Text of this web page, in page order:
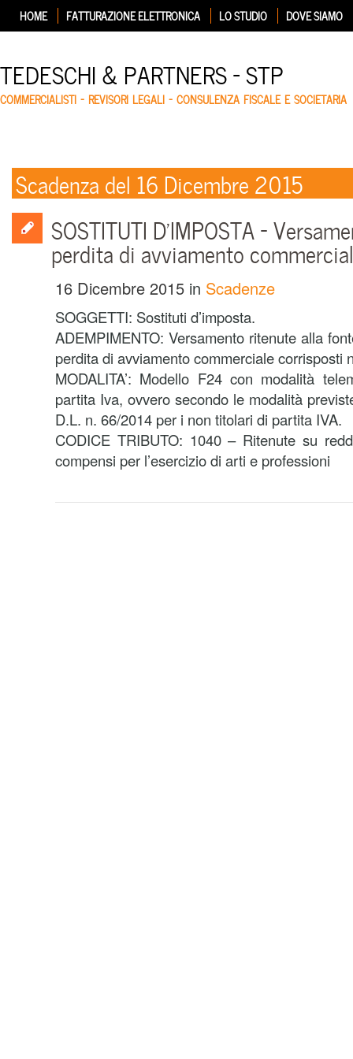
HOME FATTURAZIONE ELETTRONICA LO STUDIO DOVE SIAMO
TEDESCHI & PARTNERS – STP
COMMERCIALISTI – REVISORI LEGALI – CONSULENZA FISCALE E SOCIETARIA
Scadenza del 16 Dicembre 2015
SOSTITUTI D’IMPOSTA –
perdita di avviamento
16 Dicembre 2015 in Scadenze
SOGGETTI: Sostituti d’imposta.
ADEMPIMENTO: Versamento ritenute alla
perdita di avviamento commerciale corrisposti
MODALITA’: Modello F24 con modalità
partita Iva, ovvero secondo le modalità
D.L. n. 66/2014 per i non titolari di partita IVA.
CODICE TRIBUTO: 1040 – Ritenute su
compensi per l’esercizio di arti e professioni